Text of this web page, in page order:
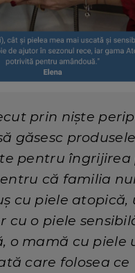
prin niște
găsesc produsele
pentru îngrijirea
că familia
cu piele atopică,
cu o piele
o mamă cu piele
care folosea ce